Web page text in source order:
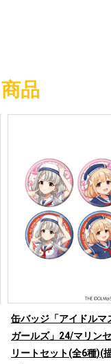
品
缶バッジ「アイドルマ
ガールズ」24/マリン
リートセット(全6種)(